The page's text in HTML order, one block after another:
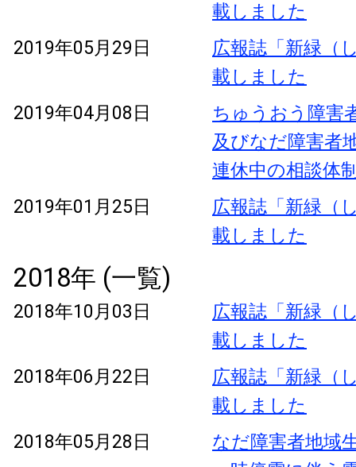
載しました
2019年05月29日
広報誌「新緑（
載しました
2019年04月08日
ちゅうおう障害
及びなだ障害者
連休中の相談体
2019年01月25日
広報誌「新緑（
載しました
2018年 (一覧)
2018年10月03日
広報誌「新緑（
載しました
2018年06月22日
広報誌「新緑（
載しました
2018年05月28日
なだ障害者地域